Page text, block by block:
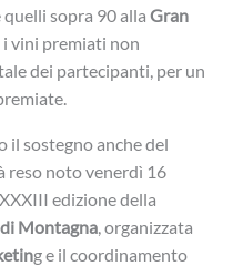
quelli sopra 90 alla Gran
i vini premiati non
dei partecipanti, per un
il sostegno anche del
reso noto venerdì 16
edizione della
Montagna, organizzata
g e il coordinamento